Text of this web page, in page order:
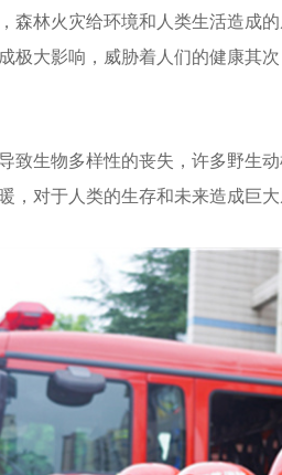
森林火灾给环境和人类生活造成
极大影响，威胁着人们的健康其
致生物多样性的丧失，许多野生
，对于人类的生存和未来造成巨